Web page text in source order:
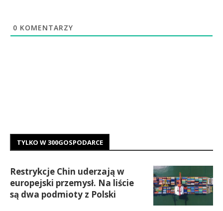
0 KOMENTARZY
TYLKO W 300GOSPODARCE
Restrykcje Chin uderzają w
europejski przemysł. Na liście
są dwa podmioty z Polski